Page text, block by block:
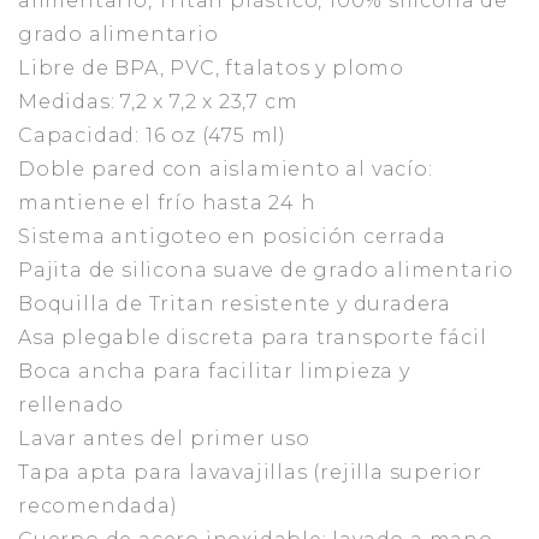
grado alimentario
Libre de BPA, PVC, ftalatos y plomo
Medidas: 7,2 x 7,2 x 23,7 cm
Capacidad: 16 oz (475 ml)
Doble pared con aislamiento al vacío:
mantiene el frío hasta 24 h
Sistema antigoteo en posición cerrada
Pajita de silicona suave de grado alimentario
Boquilla de Tritan resistente y duradera
Asa plegable discreta para transporte fácil
Boca ancha para facilitar limpieza y
rellenado
Lavar antes del primer uso
Tapa apta para lavavajillas (rejilla superior
recomendada)